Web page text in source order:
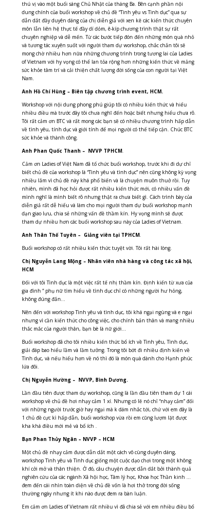
thú vị vào một buổi sáng Chủ Nhật của tháng Ba. Bên cạnh phần nội
dung chính của buổi workshop về chủ đề “Tình yêu vs Tình dục” qua sự
dẫn dắt đầy duyên dáng của chị diễn giả với xen kẽ các kiến thức chuyên
môn lẫn liên hệ thực tế đầy dí dỏm, ê-kíp chương trình thật sự rất
chuyên nghiệp và dễ mến. Từ các bước tiếp đón đến những món quà nhỏ
và tương tác xuyên suốt với người tham dự workshop, chắc chắn tôi sẽ
mong chờ nhiều hơn nữa những chương trình trong tương lai của Ladies
of Vietnam với hy vọng có thể lan tỏa rộng hơn những kiến thức về mảng
sức khỏe tâm trí và cải thiện chất lượng đời sống của con người tại Việt
Nam.
Anh Hồ Chí Hùng – Biên tập chương trình event, HCM.
Workshop với nội dung phong phú giúp tôi có nhiều kiến thức và hiểu
nhiều điều mà trước đây tôi chưa nghĩ đến hoặc biết nhưng hiểu chưa rõ.
Tôi rất cảm ơn BTC và rất mong các bạn sẽ có nhiều chương trình hấp dẫn
về tình yêu, tính dục và giới tính để mọi người có thể tiếp cận. Chúc BTC
sức khỏe và thành công.
Anh Phan Quốc Thanh – NVVP TPHCM.
Cảm ơn Ladies of Việt Nam đã tổ chức buổi workshop, trước khi đi dự chỉ
biết chủ đề của workshop là “Tình yêu và tình dục” nên cũng không kỳ vọng
nhiều lắm vì chủ đề này khá phổ biến và là chuyện muôn thuở rồi. Tuy
nhiên, mình đã học hỏi được rất nhiều kiến thức mới, có nhiều vấn đề
mình nghĩ là mình biết rõ nhưng thật ra chưa biết gì. Cách trình bày của
diễn giả rất dễ hiểu và làm cho mọi người tham dự buổi workshop mạnh
dạn giao lưu, chia sẻ những vấn đề thầm kín. Hy vọng mình sẽ được
tham dự nhiều hơn các buổi workshop sau này của Ladies of Vietnam.
Anh Thân Thế Tuyên – Giảng viên tại TPHCM.
Buổi workshop có rất nhiều kiến thức tuyệt vời. Tôi rất hài lòng.
Chị Nguyễn Lang Mộng – Nhân viên nhà hàng và công tác xã hội,
HCM
Đối với tôi Tình dục là một việc rất tế nhị thầm kín. Định kiến từ xưa của
gia đình ” phụ nữ tìm hiểu về tình dục chỉ có những người hư hỏng,
không đúng đắn…
Nên đến với workshop Tình yêu và tình dục, tôi khá ngại ngùng và e ngại
nhưng vì cần kiến thức cho công việc, cho chính bản thân và mang nhiều
thắc mắc của người thân, bạn bè là nữ giới…
Buổi workshop đã cho tôi nhiều kiến thức bổ ích về Tình yêu, Tình dục,
giải đáp bao hiểu lầm và lầm tưởng. Trong tôi bớt đi nhiều định kiến về
Tình dục, và nếu hiểu hơn về nó thì đó là món quà dành cho Hạnh phúc
lứa đôi.
Chị Nguyễn Hường – NVVP, Bình Dương.
Lần đầu tiên được tham dự workshop, cũng là lần đầu tiên tham dự 1 cái
workshop về chủ đề hơi nhạy cảm 1 xí. Nhưng có lẽ nó chỉ “nhạy cảm” đối
với những người trước giờ hay ngại mà k dám nhắc tới, chứ với em đây là
1 chủ đề cực kì hấp dẫn, buổi workshop vừa rồi em cũng lượm lặt được
kha khá điều mới mẻ và bổ ích .
Bạn Phan Thủy Ngân – NVVP – HCM
Một chủ đề nhạy cảm được dẫn dắt một cách vô cùng duyên dáng,
workshop Tình yêu và Tình dục giống một cuộc dạo chơi trong một không
khí cởi mở và thân thiện. Ở đó, câu chuyện được dẫn dắt bởi thành quả
nghiên cứu của các ngành Xã hội học, Tâm lý học, Khoa học Thần kinh …
đem đến cái nhìn toàn diện về chủ đề vốn là hơi thở trong đời sống
thường ngày nhưng ít khi nào được đem ra bàn luận.
Em cảm ơn Ladies of Vietnam rất nhiều vì đã chia sẻ với em nhiều điều bổ